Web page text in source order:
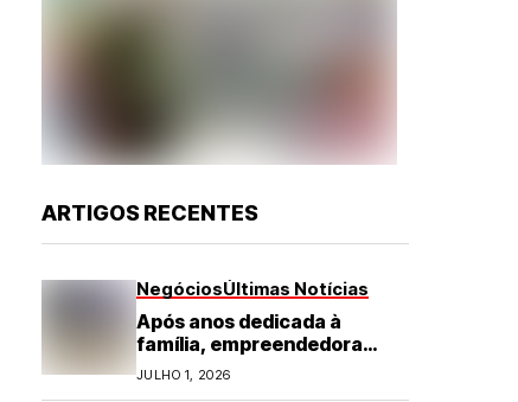
ARTIGOS RECENTES
NegóciosÚltimas Notícias
Após anos dedicada à
família, empreendedora
transforma franquia de
turismo em negócio de
JULHO 1, 2026